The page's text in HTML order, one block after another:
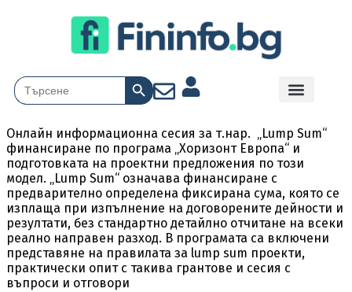
Search
for:
Search Button
Онлайн информационна сесия за т.нар. „Lump Sum“
финансиране по програма „Хоризонт Европа“ и
подготовката на проектни предложения по този
модел. „Lump Sum“ означава финансиране с
предварително определена фиксирана сума, която се
изплаща при изпълнение на договорените дейности и
резултати, без стандартно детайлно отчитане на всеки
реално направен разход. В програмата са включени
представяне на правилата за lump sum проекти,
практически опит с такива грантове и сесия с
въпроси и отговори